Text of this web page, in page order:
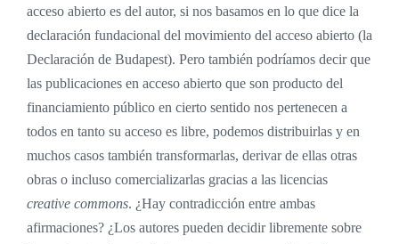
acceso abierto es del autor, si nos basamos en lo que dice la
declaración fundacional del movimiento del acceso abierto (la
Declaración de Budapest). Pero también podríamos decir que
las publicaciones en acceso abierto que son producto del
financiamiento público en cierto sentido nos pertenecen a
todos en tanto su acceso es libre, podemos distribuirlas y en
muchos casos también transformarlas, derivar de ellas otras
obras o incluso comercializarlas gracias a las licencias
creative commons. ¿Hay contradicción entre ambas
afirmaciones? ¿Los autores pueden decidir libremente sobre